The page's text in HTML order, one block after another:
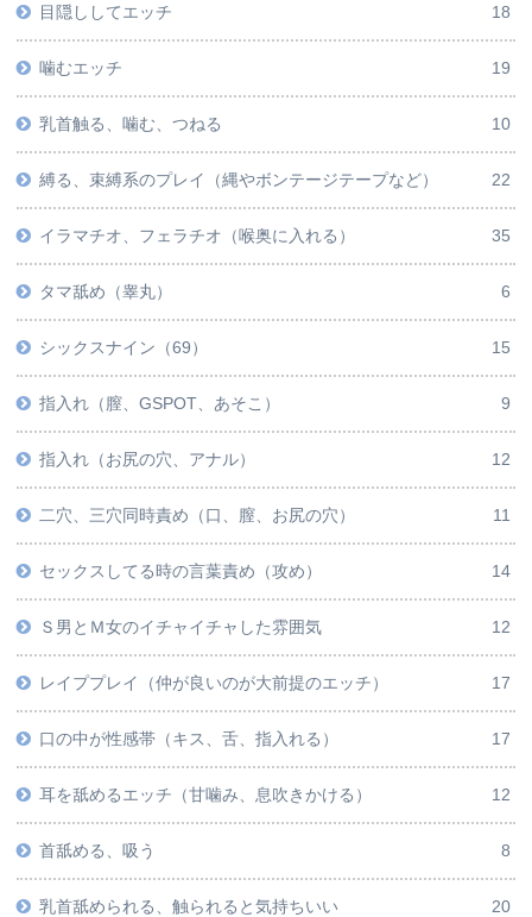
目隠ししてエッチ 18
噛むエッチ 19
乳首触る、噛む、つねる 10
縛る、束縛系のプレイ（縄やボンテージテープなど） 22
イラマチオ、フェラチオ（喉奥に入れる） 35
タマ舐め（睾丸） 6
シックスナイン（69） 15
指入れ（膣、GSPOT、あそこ） 9
指入れ（お尻の穴、アナル） 12
二穴、三穴同時責め（口、膣、お尻の穴） 11
セックスしてる時の言葉責め（攻め） 14
Ｓ男とＭ女のイチャイチャした雰囲気 12
レイププレイ（仲が良いのが大前提のエッチ） 17
口の中が性感帯（キス、舌、指入れる） 17
耳を舐めるエッチ（甘噛み、息吹きかける） 12
首舐める、吸う 8
乳首舐められる、触られると気持ちいい 20